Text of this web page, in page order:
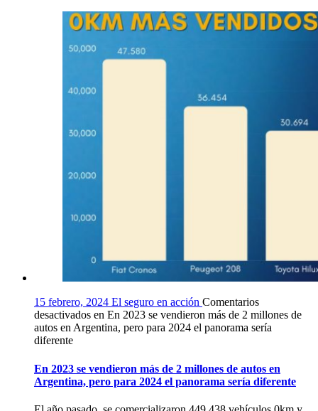
15 febrero, 2024 El seguro en acción Comentarios
desactivados en En 2023 se vendieron más de 2 millones de
autos en Argentina, pero para 2024 el panorama sería
diferente
En 2023 se vendieron más de 2 millones de autos en
Argentina, pero para 2024 el panorama sería diferente